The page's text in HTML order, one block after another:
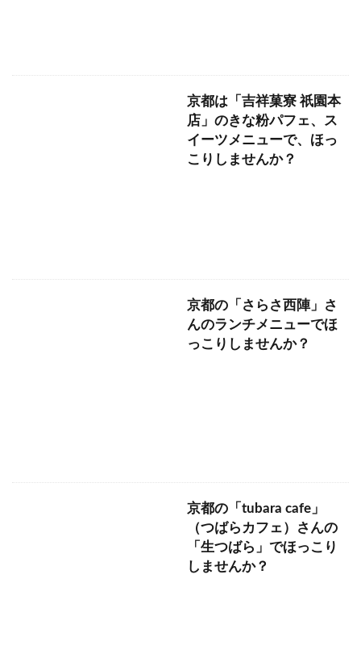
京都は「吉祥菓寮 祇園本
店」のきな粉パフェ、ス
イーツメニューで、ほっ
こりしませんか？
京都の「さらさ西陣」さ
んのランチメニューでほ
っこりしませんか？
京都の「tubara cafe」
（つばらカフェ）さんの
「生つばら」でほっこり
しませんか？